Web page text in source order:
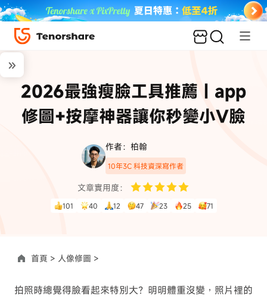
2026最強瘦臉工具推薦｜app
修圖+按摩神器讓你秒變小V臉
作者：柏翰
10年3C 科技資深寫作者
文章實用度：
101 40 12 47 23 25 71
首頁 > 人像修圖 >
拍照時總覺得臉看起來特別大？明明體重沒變，照片裡的